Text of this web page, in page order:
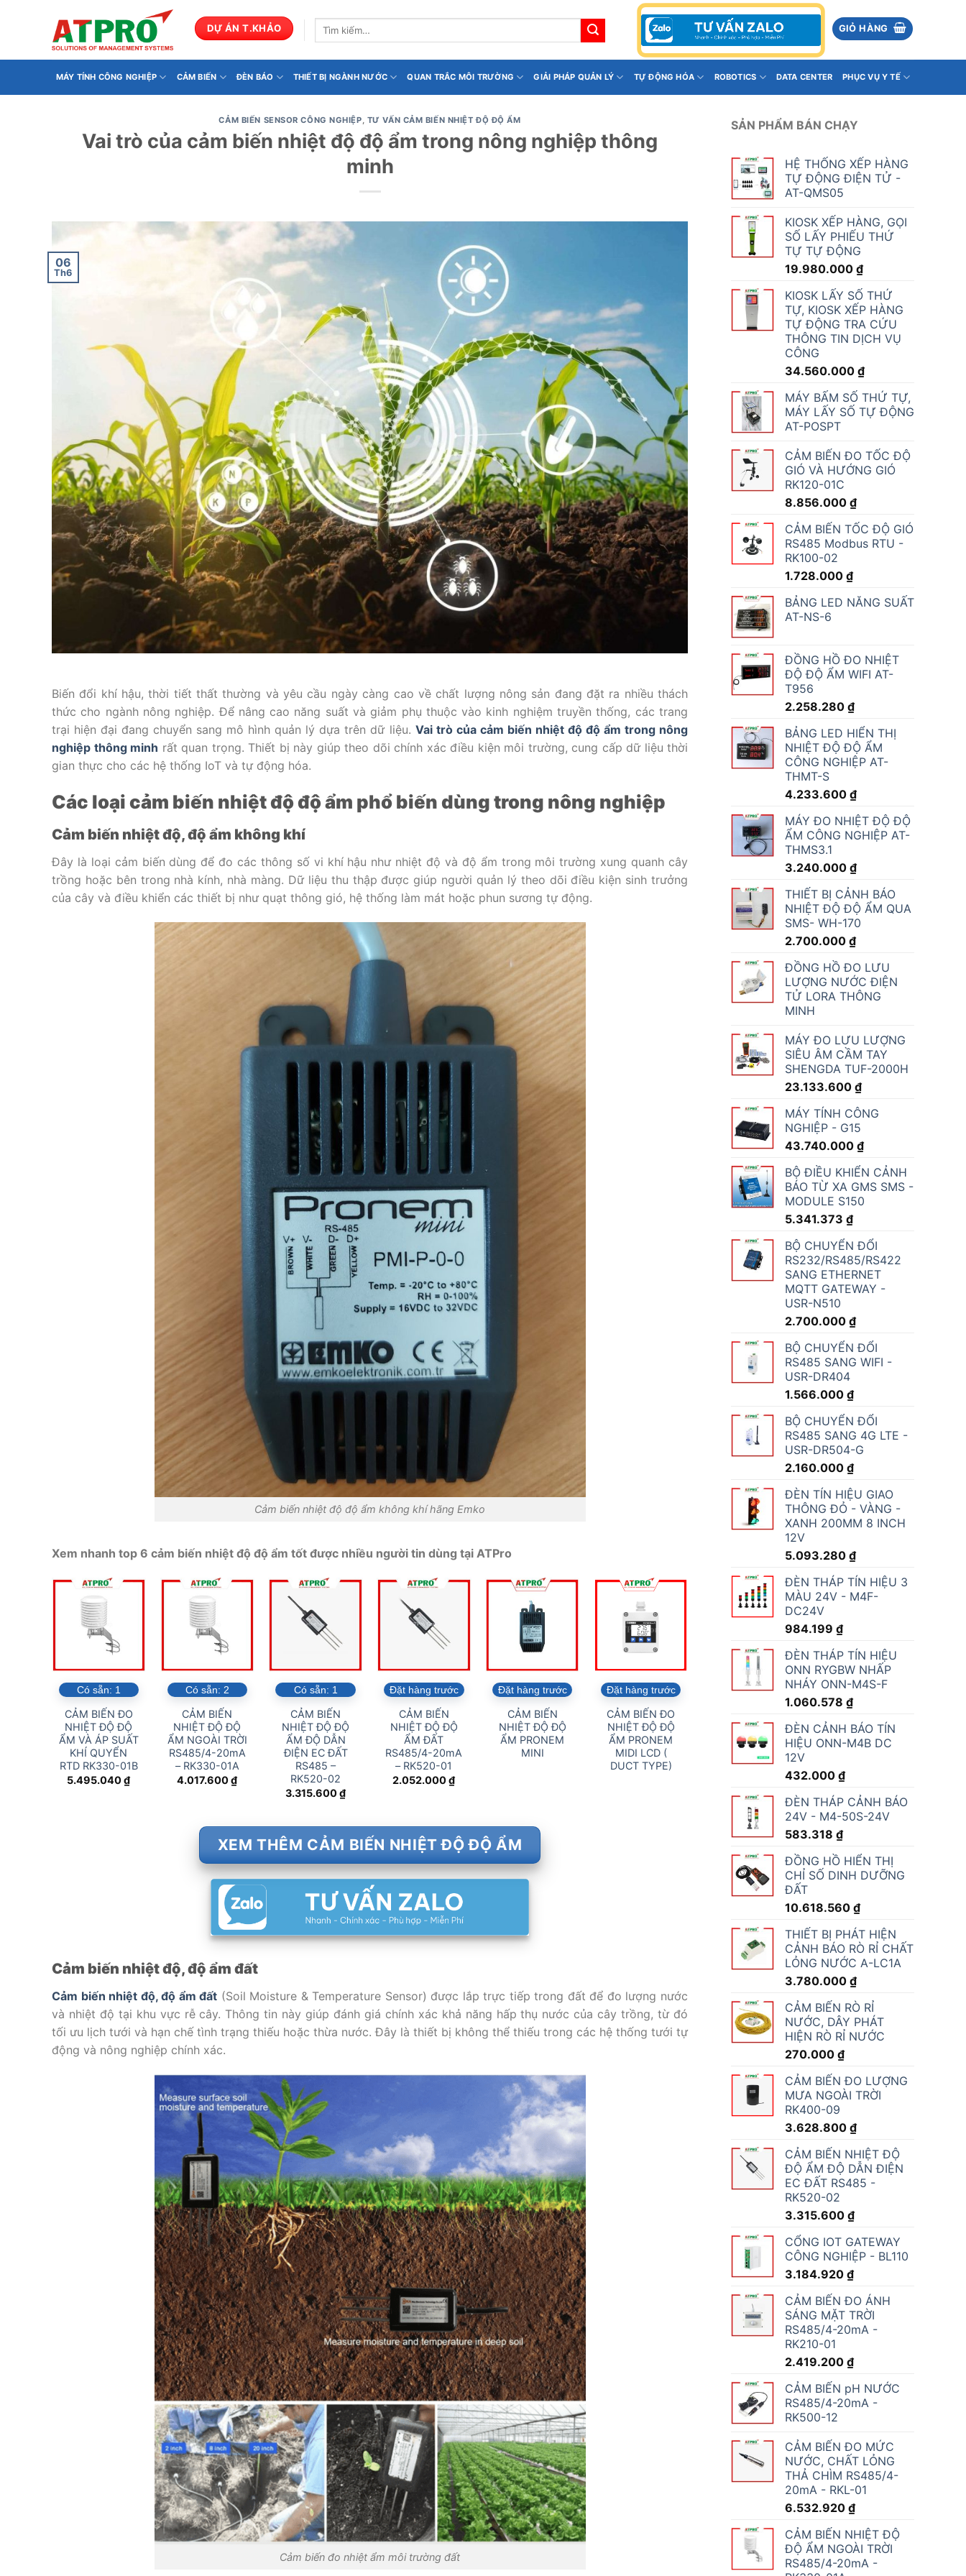
dung
DỰ ÁN T.KHẢO
Tìm
GIỎ HÀNG
MÁY TÍNH CÔNG NGHIỆP CẢM BIẾN ĐÈN BÁO THIẾT BỊ NGÀNH NƯỚC QUAN TRẮC MÔI TRƯỜNG GIẢI PHÁP QUẢN LÝ TỰ ĐỘNG HÓA ROBOTICS DATA CENTER PHỤC VỤ Y TẾ
CẢM BIẾN SENSOR CÔNG NGHIỆP, TƯ VẤN CẢM BIẾN NHIỆT ĐỘ ĐỘ ẨM
Vai trò của cảm biến nhiệt độ độ ẩm trong nông nghiệp thông
minh
06
Th6
Biến đổi khí hậu, thời tiết thất thường và yêu cầu ngày càng cao về chất lượng nông sản đang đặt ra nhiều thách
thức cho ngành nông nghiệp. Để nâng cao năng suất và giảm phụ thuộc vào kinh nghiệm truyền thống, các trang
trại hiện đại đang chuyển sang mô hình quản lý dựa trên dữ liệu. Vai trò của cảm biến nhiệt độ độ ẩm trong nông
nghiệp thông minh rất quan trọng. Thiết bị này giúp theo dõi chính xác điều kiện môi trường, cung cấp dữ liệu thời
gian thực cho các hệ thống IoT và tự động hóa.
Các loại cảm biến nhiệt độ độ ẩm phổ biến dùng trong nông nghiệp
Cảm biến nhiệt độ, độ ẩm không khí
Đây là loại cảm biến dùng để đo các thông số vi khí hậu như nhiệt độ và độ ẩm trong môi trường xung quanh cây
trồng hoặc bên trong nhà kính, nhà màng. Dữ liệu thu thập được giúp người quản lý theo dõi điều kiện sinh trưởng
của cây và điều khiển các thiết bị như quạt thông gió, hệ thống làm mát hoặc phun sương tự động.
Cảm biến nhiệt độ độ ẩm không khí hãng Emko
Xem nhanh top 6 cảm biến nhiệt độ độ ẩm tốt được nhiều người tin dùng tại ATPro
Có sẵn: 1
CẢM BIẾN ĐO
NHIỆT ĐỘ ĐỘ
ẨM VÀ ÁP SUẤT
KHÍ QUYỂN
RTD RK330-01B
5.495.040₫
Có sẵn: 2
CẢM BIẾN
NHIỆT ĐỘ ĐỘ
ẨM NGOÀI TRỜI
RS485/4-20mA
– RK330-01A
4.017.600₫
Có sẵn: 1
CẢM BIẾN
NHIỆT ĐỘ ĐỘ
ẨM ĐỘ DẪN
ĐIỆN EC ĐẤT
RS485 –
RK520-02
3.315.600₫
Đặt hàng trước
CẢM BIẾN
NHIỆT ĐỘ ĐỘ
ẨM ĐẤT
RS485/4-20mA
– RK520-01
2.052.000₫
Đặt hàng trước
CẢM BIẾN
NHIỆT ĐỘ ĐỘ
ẨM PRONEM
MINI
Đặt hàng trước
CẢM BIẾN ĐO
NHIỆT ĐỘ ĐỘ
ẨM PRONEM
MIDI LCD (
DUCT TYPE)
XEM THÊM CẢM BIẾN NHIỆT ĐỘ ĐỘ ẨM
Cảm biến nhiệt độ, độ ẩm đất
Cảm biến nhiệt độ, độ ẩm đất (Soil Moisture & Temperature Sensor) được lắp trực tiếp trong đất để đo lượng nước
và nhiệt độ tại khu vực rễ cây. Thông tin này giúp đánh giá chính xác khả năng hấp thụ nước của cây trồng, từ đó
tối ưu lịch tưới và hạn chế tình trạng thiếu hoặc thừa nước. Đây là thiết bị không thể thiếu trong các hệ thống tưới tự
động và nông nghiệp chính xác.
Cảm biến đo nhiệt ẩm môi trường đất
SẢN PHẨM BÁN CHẠY
HỆ THỐNG XẾP HÀNG
TỰ ĐỘNG ĐIỆN TỬ -
AT-QMS05
KIOSK XẾP HÀNG, GỌI
SỐ LẤY PHIẾU THỨ
TỰ TỰ ĐỘNG
19.980.000 ₫
KIOSK LẤY SỐ THỨ
TỰ, KIOSK XẾP HÀNG
TỰ ĐỘNG TRA CỨU
THÔNG TIN DỊCH VỤ
CÔNG
34.560.000 ₫
MÁY BẤM SỐ THỨ TỰ,
MÁY LẤY SỐ TỰ ĐỘNG
AT-POSPT
CẢM BIẾN ĐO TỐC ĐỘ
GIÓ VÀ HƯỚNG GIÓ
RK120-01C
8.856.000 ₫
CẢM BIẾN TỐC ĐỘ GIÓ
RS485 Modbus RTU -
RK100-02
1.728.000 ₫
BẢNG LED NĂNG SUẤT
AT-NS-6
ĐỒNG HỒ ĐO NHIỆT
ĐỘ ĐỘ ẨM WIFI AT-
T956
2.258.280 ₫
BẢNG LED HIỂN THỊ
NHIỆT ĐỘ ĐỘ ẨM
CÔNG NGHIỆP AT-
THMT-S
4.233.600 ₫
MÁY ĐO NHIỆT ĐỘ ĐỘ
ẨM CÔNG NGHIỆP AT-
THMS3.1
3.240.000 ₫
THIẾT BỊ CẢNH BÁO
NHIỆT ĐỘ ĐỘ ẨM QUA
SMS- WH-170
2.700.000 ₫
ĐỒNG HỒ ĐO LƯU
LƯỢNG NƯỚC ĐIỆN
TỬ LORA THÔNG
MINH
MÁY ĐO LƯU LƯỢNG
SIÊU ÂM CẦM TAY
SHENGDA TUF-2000H
23.133.600 ₫
MÁY TÍNH CÔNG
NGHIỆP - G15
43.740.000 ₫
BỘ ĐIỀU KHIỂN CẢNH
BÁO TỪ XA GMS SMS -
MODULE S150
5.341.373 ₫
BỘ CHUYỂN ĐỔI
RS232/RS485/RS422
SANG ETHERNET
MQTT GATEWAY -
USR-N510
2.700.000 ₫
BỘ CHUYỂN ĐỔI
RS485 SANG WIFI -
USR-DR404
1.566.000 ₫
BỘ CHUYỂN ĐỔI
RS485 SANG 4G LTE -
USR-DR504-G
2.160.000 ₫
ĐÈN TÍN HIỆU GIAO
THÔNG ĐỎ - VÀNG -
XANH 200MM 8 INCH
12V
5.093.280 ₫
ĐÈN THÁP TÍN HIỆU 3
MÀU 24V - M4F-
DC24V
984.199 ₫
ĐÈN THÁP TÍN HIỆU
ONN RYGBW NHẤP
NHÁY ONN-M4S-F
1.060.578 ₫
ĐÈN CẢNH BÁO TÍN
HIỆU ONN-M4B DC
12V
432.000 ₫
ĐÈN THÁP CẢNH BÁO
24V - M4-50S-24V
583.318 ₫
ĐỒNG HỒ HIỂN THỊ
CHỈ SỐ DINH DƯỠNG
ĐẤT
10.618.560 ₫
THIẾT BỊ PHÁT HIỆN
CẢNH BÁO RÒ RỈ CHẤT
LỎNG NƯỚC A-LC1A
3.780.000 ₫
CẢM BIẾN RÒ RỈ
NƯỚC, DÂY PHÁT
HIỆN RÒ RỈ NƯỚC
270.000 ₫
CẢM BIẾN ĐO LƯỢNG
MƯA NGOÀI TRỜI
RK400-09
3.628.800 ₫
CẢM BIẾN NHIỆT ĐỘ
ĐỘ ẨM ĐỘ DẪN ĐIỆN
EC ĐẤT RS485 -
RK520-02
3.315.600 ₫
CỔNG IOT GATEWAY
CÔNG NGHIỆP - BL110
3.184.920 ₫
CẢM BIẾN ĐO ÁNH
SÁNG MẶT TRỜI
RS485/4-20mA -
RK210-01
2.419.200 ₫
CẢM BIẾN pH NƯỚC
RS485/4-20mA -
RK500-12
CẢM BIẾN ĐO MỨC
NƯỚC, CHẤT LỎNG
THẢ CHÌM RS485/4-
20mA - RKL-01
6.532.920 ₫
CẢM BIẾN NHIỆT ĐỘ
ĐỘ ẨM NGOÀI TRỜI
RS485/4-20mA -